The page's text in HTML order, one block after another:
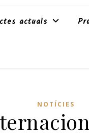
actuals
NOTÍCIES